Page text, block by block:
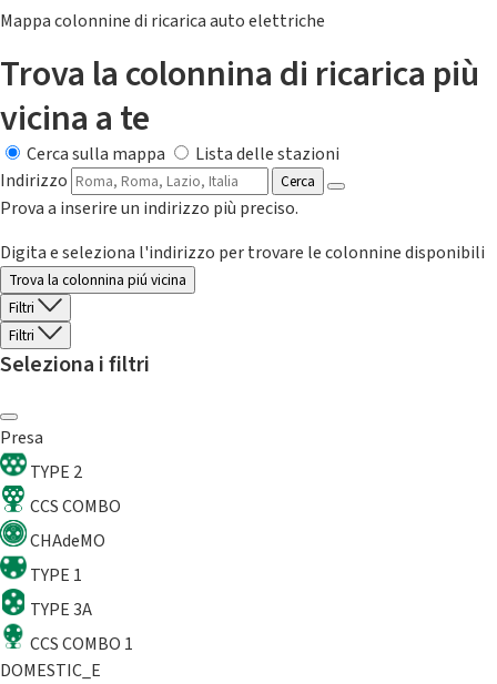
Mappa colonnine di ricarica auto elettriche
Trova la colonnina di ricarica più
vicina a te
Cerca sulla mappa
Lista delle stazioni
Indirizzo
Cerca
Prova a inserire un indirizzo più preciso.
Digita e seleziona l'indirizzo per trovare le colonnine disponibili
Trova la colonnina piú vicina
Filtri
Filtri
Seleziona i filtri
Presa
TYPE 2
CCS COMBO
CHAdeMO
TYPE 1
TYPE 3A
CCS COMBO 1
DOMESTIC_E